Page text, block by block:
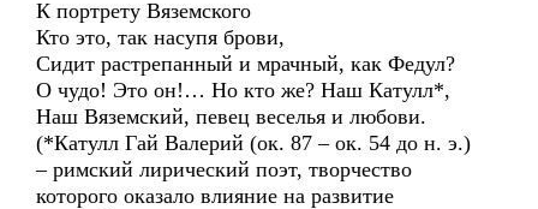
К портрету Вяземского
Кто это, так насупя брови,
Сидит растрепанный и мрачный, как Федул?
О чудо! Это он!… Но кто же? Наш Катулл*,
Наш Вяземский, певец веселья и любови.
(*Катулл Гай Валерий (ок. 87 – ок. 54 до н. э.)
– римский лирический поэт, творчество
которого оказало влияние на развитие